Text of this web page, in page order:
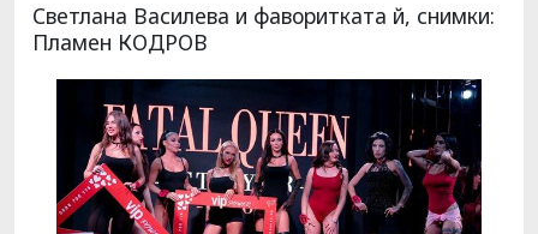
Светлана Василева и фаворитката й, снимки:
Пламен КОДРОВ